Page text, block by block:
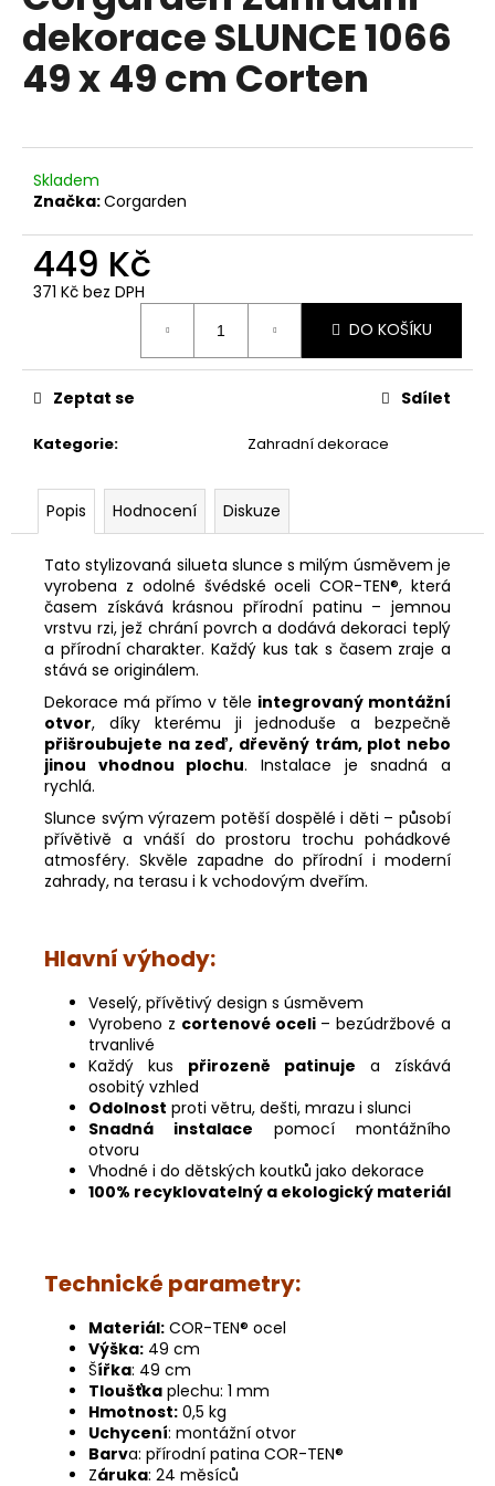
0,0
z
hvězdiček.
dekorace SLUNCE 1066
49 x 49 cm Corten
Skladem
Značka:Corgarden
449 Kč
371 Kč bez DPH
DO KOŠÍKU
Kategorie: Zahradní dekorace
Zeptat se Sdílet
Popis Hodnocení Diskuze
Tato stylizovaná silueta slunce s milým úsměvem je
vyrobena z odolné švédské oceli COR-TEN®, která
časem získává krásnou přírodní patinu – jemnou
vrstvu rzi, jež chrání povrch a dodává dekoraci teplý
a přírodní charakter. Každý kus tak s časem zraje a
stává se originálem.
Dekorace má přímo v těle integrovaný montážní
otvor, díky kterému ji jednoduše a bezpečně
přišroubujete na zeď, dřevěný trám, plot nebo
jinou vhodnou plochu. Instalace je snadná a
rychlá.
Slunce svým výrazem potěší dospělé i děti – působí
přívětivě a vnáší do prostoru trochu pohádkové
atmosféry. Skvěle zapadne do přírodní i moderní
zahrady, na terasu i k vchodovým dveřím.
Hlavní výhody:
Veselý, přívětivý design s úsměvem
Vyrobeno z cortenové oceli– bezúdržbové a
trvanlivé
Každý kus přirozeně patinuje a získává
osobitý vzhled
Odolnost proti větru, dešti, mrazu i slunci
Snadná instalace pomocí montážního
otvoru
Vhodné i do dětských koutků jako dekorace
100% recyklovatelný a ekologický materiál
Technické parametry:
Materiál: COR-TEN® ocel
Výška: 49 cm
Šířka: 49 cm
Tloušťka plechu: 1 mm
Hmotnost: 0,5 kg
Uchycení: montážní otvor
Barva: přírodní patina COR-TEN®
Záruka: 24 měsíců
a
j
í
?
o
p
ŽIDLE
FUXO
LINE
390
Kč